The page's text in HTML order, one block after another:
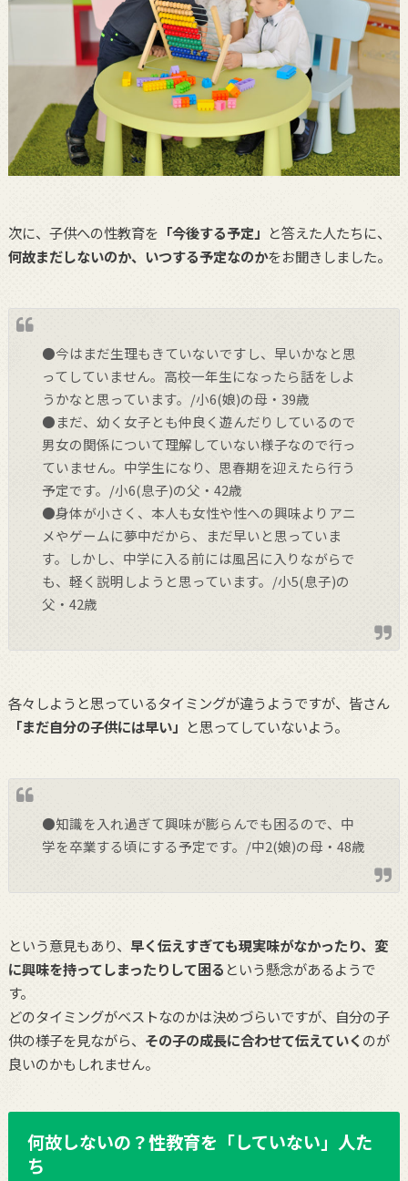
次に、子供への性教育を 「今後する予定」 と答えた人たちに、
何故まだしないのか、いつする予定なのかをお聞きしました。
●今はまだ生理もきていないですし、早いかなと思
ってしていません。高校一年生になったら話をしよ
うかなと思っています。/小6(娘)の母・39歳
●まだ、幼く女子とも仲良く遊んだりしているので
男女の関係について理解していない様子なので行っ
ていません。中学生になり、思春期を迎えたら行う
予定です。/小6(息子)の父・42歳
●身体が小さく、本人も女性や性への興味よりアニ
メやゲームに夢中だから、まだ早いと思っていま
す。しかし、中学に入る前には風呂に入りながらで
も、軽く説明しようと思っています。/小5(息子)の
父・42歳
各々しようと思っているタイミングが違うようですが、皆さん
「まだ自分の子供には早い」 と思ってしていないよう。
●知識を入れ過ぎて興味が膨らんでも困るので、中
学を卒業する頃にする予定です。/中2(娘)の母・48歳
という意見もあり、 早く伝えすぎても現実味がなかったり、変
に興味を持ってしまったりして困る という懸念があるようで
す。
どのタイミングがベストなのかは決めづらいですが、自分の子
供の様子を見ながら、 その子の成長に合わせて伝えていく のが
良いのかもしれません。
何故しないの？性教育を「していない」人た
ち